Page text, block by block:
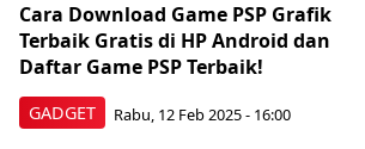
GADGET
Cara Download Game PSP Grafik
Terbaik Gratis di HP Android dan
Daftar Game PSP Terbaik!
Rabu, 12 Feb 2025 - 16:00